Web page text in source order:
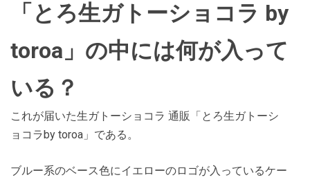
「とろ生ガトーショコラ by
toroa」の中には何が入って
いる？
これが届いた生ガトーショコラ 通販「とろ生ガトーシ
ョコラby toroa」である。
ブルー系のベース色にイエローのロゴが入っているケー